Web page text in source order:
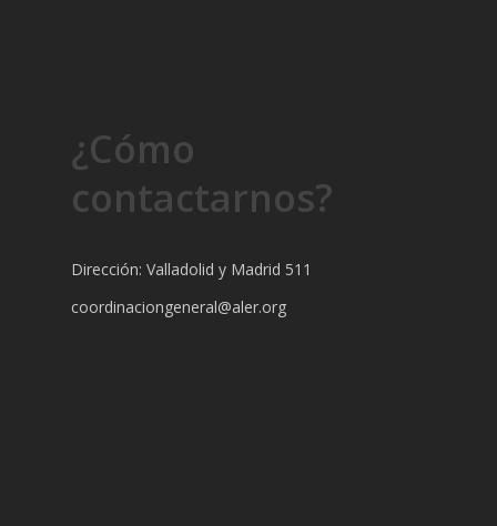
¿Cómo
contactarnos?
Dirección: Valladolid y Madrid 511
coordinaciongeneral@aler.org